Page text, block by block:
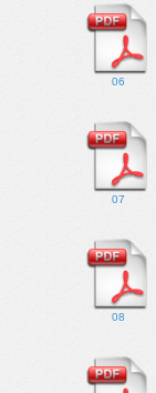
06
07
08